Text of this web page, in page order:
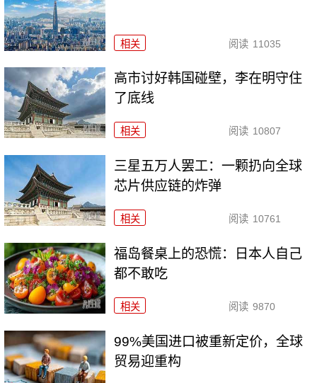
相关 阅读 11035
高市讨好韩国碰壁，李在明守住
了底线
相关 阅读 10807
三星五万人罢工：一颗扔向全球
芯片供应链的炸弹
相关 阅读 10761
福岛餐桌上的恐慌：日本人自己
都不敢吃
相关 阅读 9870
99%美国进口被重新定价，全球
贸易迎重构